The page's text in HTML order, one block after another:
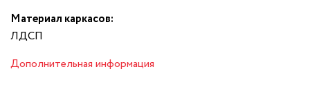
Материал каркасов:
ЛДСП
Дополнительная информация